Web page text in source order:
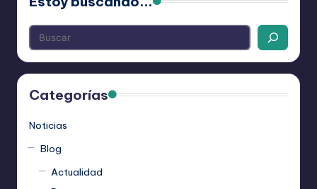
Categorías
Noticias
Blog
Actualidad